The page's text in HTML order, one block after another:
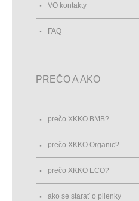
VO kontakty
FAQ
PREČO A AKO
prečo XKKO BMB?
prečo XKKO Organic?
prečo XKKO ECO?
ako se starať o plienky